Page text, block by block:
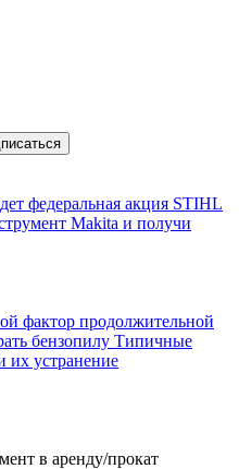
федеральная акция STIHL
Makita и получи
фактор продолжительной
бензопилу Типичные
их устранение
в аренду/прокат